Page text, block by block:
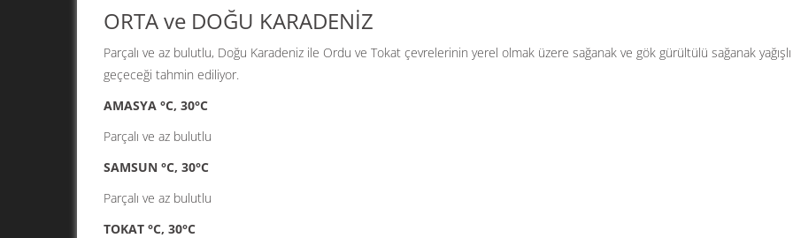
ORTA ve DOĞU KARADENİZ
Parçalı ve az bulutlu, Doğu Karadeniz ile Ordu ve Tokat çevrelerinin yerel olmak üzere sağanak ve gök gürültülü sağanak yağışlı
geçeceği tahmin ediliyor.
AMASYA °C, 30°C
Parçalı ve az bulutlu
SAMSUN °C, 30°C
Parçalı ve az bulutlu
TOKAT °C, 30°C